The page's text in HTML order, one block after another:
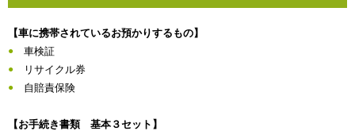
【車に携帯されているお預かりするもの】
車検証
リサイクル券
自賠責保険
【お手続き書類 基本３セット】